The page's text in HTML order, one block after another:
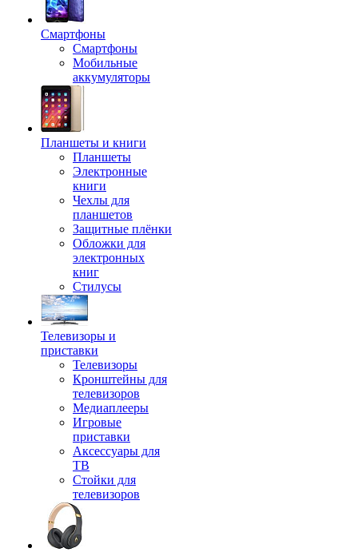
Смартфоны
Смартфоны
Мобильные
аккумуляторы
Планшеты и книги
Планшеты
Электронные
книги
Чехлы для
планшетов
Защитные плёнки
Обложки для
электронных
книг
Стилусы
Телевизоры и
приставки
Телевизоры
Кронштейны для
телевизоров
Медиаплееры
Игровые
приставки
Аксессуары для
ТВ
Стойки для
телевизоров